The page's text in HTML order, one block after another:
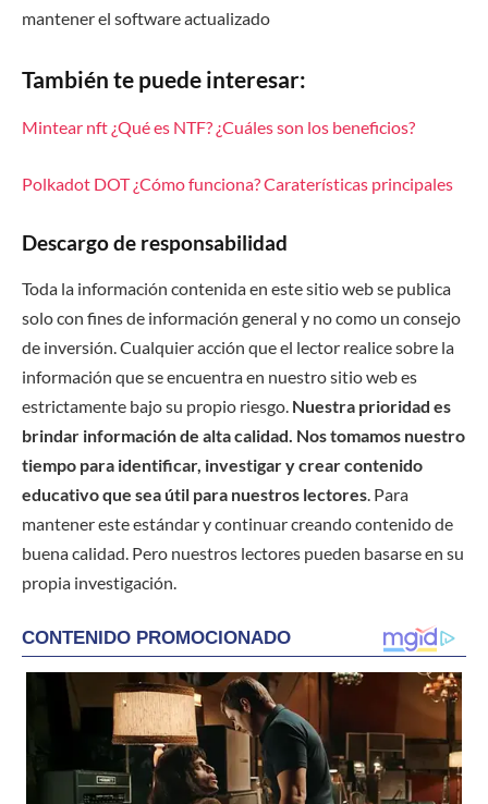
mantener el software actualizado
También te puede interesar:
Mintear nft️ ¿Qué es NTF?️ ¿Cuáles son los beneficios?
Polkadot DOT ¿Cómo funciona? Caraterísticas principales
Descargo de responsabilidad
Toda la información contenida en este sitio web se publica
solo con fines de información general y no como un consejo
de inversión. Cualquier acción que el lector realice sobre la
información que se encuentra en nuestro sitio web es
estrictamente bajo su propio riesgo. Nuestra prioridad es
brindar información de alta calidad. Nos tomamos nuestro
tiempo para identificar, investigar y crear contenido
educativo que sea útil para nuestros lectores. Para
mantener este estándar y continuar creando contenido de
buena calidad. Pero nuestros lectores pueden basarse en su
propia investigación.